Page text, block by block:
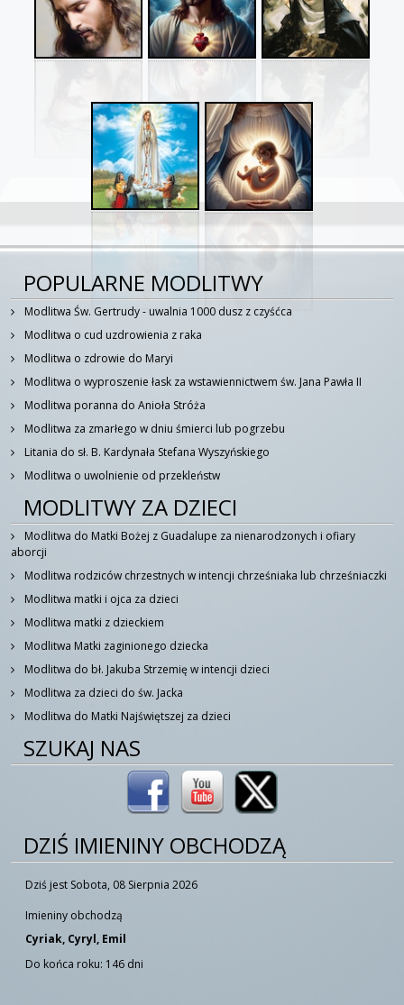
POPULARNE MODLITWY
Modlitwa Św. Gertrudy - uwalnia 1000 dusz z czyśćca
Modlitwa o cud uzdrowienia z raka
Modlitwa o zdrowie do Maryi
Modlitwa o wyproszenie łask za wstawiennictwem św. Jana Pawła II
Modlitwa poranna do Anioła Stróża
Modlitwa za zmarłego w dniu śmierci lub pogrzebu
Litania do sł. B. Kardynała Stefana Wyszyńskiego
Modlitwa o uwolnienie od przekleństw
MODLITWY ZA DZIECI
Modlitwa do Matki Bożej z Guadalupe za nienarodzonych i ofiary
aborcji
Modlitwa rodziców chrzestnych w intencji chrześniaka lub chrześniaczki
Modlitwa matki i ojca za dzieci
Modlitwa matki z dzieckiem
Modlitwa Matki zaginionego dziecka
Modlitwa do bł. Jakuba Strzemię w intencji dzieci
Modlitwa za dzieci do św. Jacka
Modlitwa do Matki Najświętszej za dzieci
SZUKAJ NAS
DZIŚ IMIENINY OBCHODZĄ
Dziś jest Sobota, 08 Sierpnia 2026
Imieniny obchodzą
Cyriak, Cyryl, Emil
Do końca roku: 146 dni